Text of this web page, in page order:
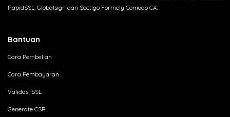
RapidSSL, Globalsign dan Sectigo Formely Comodo CA.
Bantuan
Cara Pembelian
Cara Pembayaran
Validasi SSL
Generate CSR